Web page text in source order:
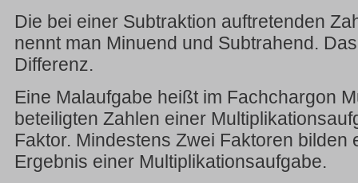
Die bei einer Subtraktion auftretenden
nennt man Minuend und Subtrahend.
Differenz.
Eine Malaufgabe heißt im Fachchargon
beteiligten Zahlen einer
Faktor. Mindestens Zwei Faktoren bilden
Ergebnis einer Multiplikationsaufgabe.